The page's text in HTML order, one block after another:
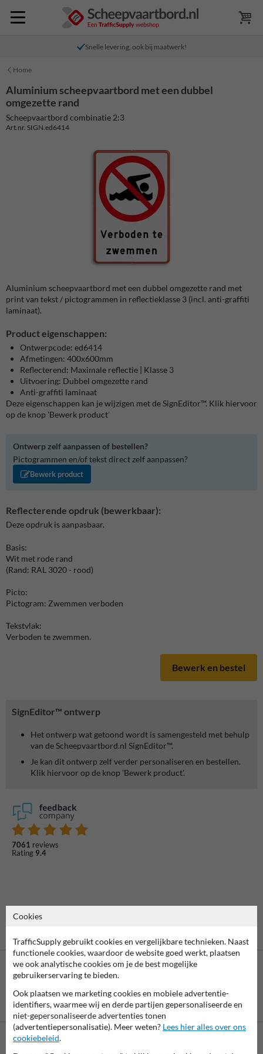
Snelle levering, ook bij maatwerk!
Home
SignEditor™ ontwerp
Het ontwerp wat getoond wordt is samengesteld met behulp
van de Scheepvaartbord.nl SignEditor™.
Je kan dit ontwerp zelf verder personaliseren en bestellen.
Klik hiervoor op de knop 'Bewerk product'.
7061 reviews
Rating 9.4
Aluminium scheepvaartbord met een dubbel
omgezette rand
Scheepvaartbord combinatie 2:3
Art.nr. SIGN.ed6414
Aluminium scheepvaartbord met een dubbel omgezette rand met
print van tekst / pictogrammen in reflectieklasse 3 (incl. anti-graffiti
laminaat).
Product eigenschappen:
Ontwerpcode: ed6414
Afmetingen: 400x600mm
Reflecterend: Maximale reflectie | Klasse 3
Uitvoering: Dubbel omgezette rand
Anti-graffiti laminaat
Deze eigenschappen kan je wijzigen met de SignEditor™. Klik hiervoor
op de knop 'Bewerk product'
Ontwerp zelf aanpassen of bestellen?
Pictogrammen en/of tekst direct zelf aanpassen?
Bewerk product
Reflecterende opdruk (bewerkbaar):
Deze opdruk is aanpasbaar.
Basis:
Wit met rode rand
(Rand: RAL 3020 - rood)
Picto:
Pictogram: Zwemmen verboden
Tekstvlak:
Verboden te zwemmen.
Bewerk en bestel
Betaling achteraf
is mogelijk
Cookies
TrafficSupply gebruikt cookies en vergelijkbare technieken. Naast
functionele cookies, waardoor de website goed werkt, plaatsen
we ook analytische cookies om je de best mogelijke
gebruikerservaring te bieden.
Ook plaatsen we marketing cookies en mobiele advertentie-
identifiers, waarmee wij en derde partijen gepersonaliseerde en
niet-gepersonaliseerde advertenties tonen
(advertentiepersonalisatie). Meer weten? Lees hier alles over ons
cookiebeleid.